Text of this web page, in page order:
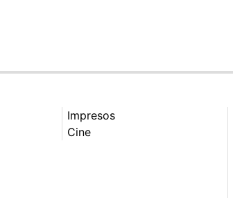
Impresos
Cine